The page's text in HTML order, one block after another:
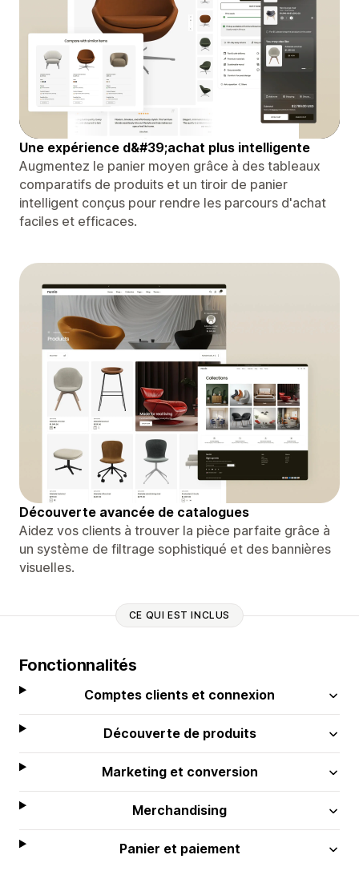
Une expérience d&#39;achat plus intelligente
Augmentez le panier moyen grâce à des tableaux
comparatifs de produits et un tiroir de panier
intelligent conçus pour rendre les parcours d'achat
faciles et efficaces.
Découverte avancée de catalogues
Aidez vos clients à trouver la pièce parfaite grâce à
un système de filtrage sophistiqué et des bannières
visuelles.
CE QUI EST INCLUS
Fonctionnalités
Comptes clients et connexion
Découverte de produits
Marketing et conversion
Merchandising
Panier et paiement